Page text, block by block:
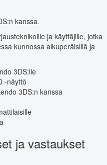
kanssa.
ja käyttäjille, jotka
kunnossa alkuperäisillä ja
3DS:lle
-näyttö
3DS:n kanssa
ja vastaukset